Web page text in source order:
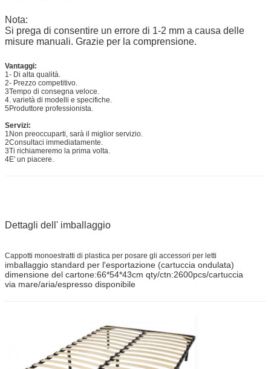
Nota:
Si prega di consentire un errore di 1-2 mm a causa delle
misure manuali. Grazie per la comprensione.
Vantaggi:
1- Di alta qualità.
2- Prezzo competitivo.
3Tempo di consegna veloce.
4. varietà di modelli e specifiche.
5Produttore professionista.
Servizi:
1Non preoccuparti, sarà il miglior servizio.
2Consultaci immediatamente.
3Ti richiameremo la prima volta.
4E' un piacere.
Dettagli dell' imballaggio
Cappotti monoestratti di plastica per posare gli accessori per letti
imballaggio standard per l'esportazione (cartuccia ondulata)
dimensione del cartone:66*54*43cm qty/ctn:2600pcs/cartuccia
via mare/aria/espresso disponibile